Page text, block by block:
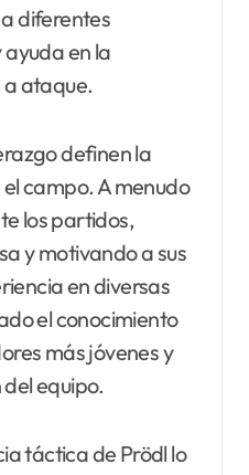
diferentes
ayuda en la
ataque.
definen la
campo. A menudo
los partidos,
y motivando a sus
en diversas
el conocimiento
más jóvenes y
equipo.
táctica de Prödl lo